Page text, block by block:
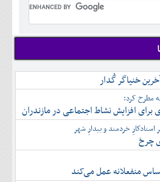
خنیاگر گُدار
مطرح کرد:
برای افزایش نشاط اجتماعی در مازندران
استادکارِ خردمند و بیدارِ شهر
چرخ
منفعلانه عمل می‌کند